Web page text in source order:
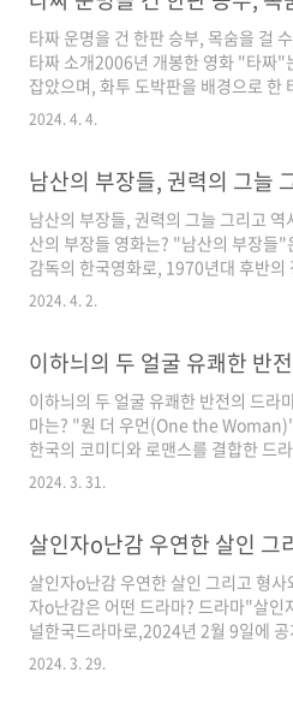
다. 기생수 더 그레이 감독 회차소개
그리고 영화 부산행, 반도를 만든 연
드라마는 2024년 4월을 시작으로 총
기생수 더 그레이 출연진 정수인(전소
모로부..
타짜 운명을 건 한판 승부, 목숨을 걸
타짜 소개2006년 개봉한 영화 "타짜"
잡았으며, 화투 도박판을 배경으로 한
니다. 최동훈 감독은 이전에 "범죄의
들어 타짜의 경지에 이르게 되는 청년
개됩니다."타짜"의 연출진은 최동훈
창적인 스토리텔링으로, 도박판의 긴
세하게 그려냈습니다. 각 분야의 고수
승우, 김혜수, 백윤식 등 대한민국을
2024. 4. 4.
남산의 부장들, 권력의 그늘 그리고
산의 부장들 영화는? "남산의 부장들
감독의 한국영화로, 1970년대 후반의
하고 있습니다. 이 영화는 김충식의 동
(이병헌): 김재규를 모티브로하고 있
력의 정점에서서 박정희대통령의 신
싸움에 휘말립니다. 박정희(이성민):
에서 그의 권력유지를 위한 노력과 그
있습니다. 박용각(곽도원): 김형욱을
정보부의 또..
2024. 4. 2.
이하늬의 두 얼굴 유쾌한 반
이하늬의 두 얼굴 유쾌한 반전의 드라
마는? "원 더 우먼(One the
한국의 코미디와 로맨스를 결합한 드
아가는 여성의 이야기를 유쾌하고 감
일들을 유쾌하게 다룹니다. 원 더 우먼
먼(OnetheWoman)"의 연출은 박현
김윤작가가 작성했습니다. 박현석감
를통해 탄탄한 연출능력을 선보인바
의 뛰어난 연출이 돋보입니다. 김윤작
운 ..
2024. 3. 31.
살인자o난감 우연한 살인 그리고 형
자o난감은 어떤 드라마? 드라마"살
널한국드라마로,2024년 2월 9일에
동명의 웹툰을 원작으로 하며, 우연히
2024. 3. 29.